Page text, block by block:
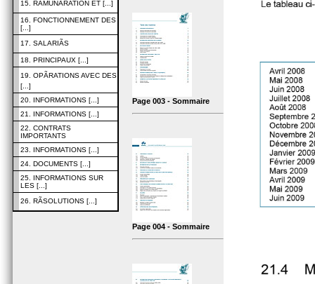
15. RÃMUNÃRATION ET [...]
16. FONCTIONNEMENT DES
[...]
17. SALARIÃS
18. PRINCIPAUX [...]
19. OPÃRATIONS AVEC DES
[...]
20. INFORMATIONS [...]
21. INFORMATIONS [...]
22. CONTRATS
IMPORTANTS
23. INFORMATIONS [...]
24. DOCUMENTS [...]
25. INFORMATIONS SUR
LES [...]
26. RÃSOLUTIONS [...]
Page 003 - Sommaire
Page 004 - Sommaire